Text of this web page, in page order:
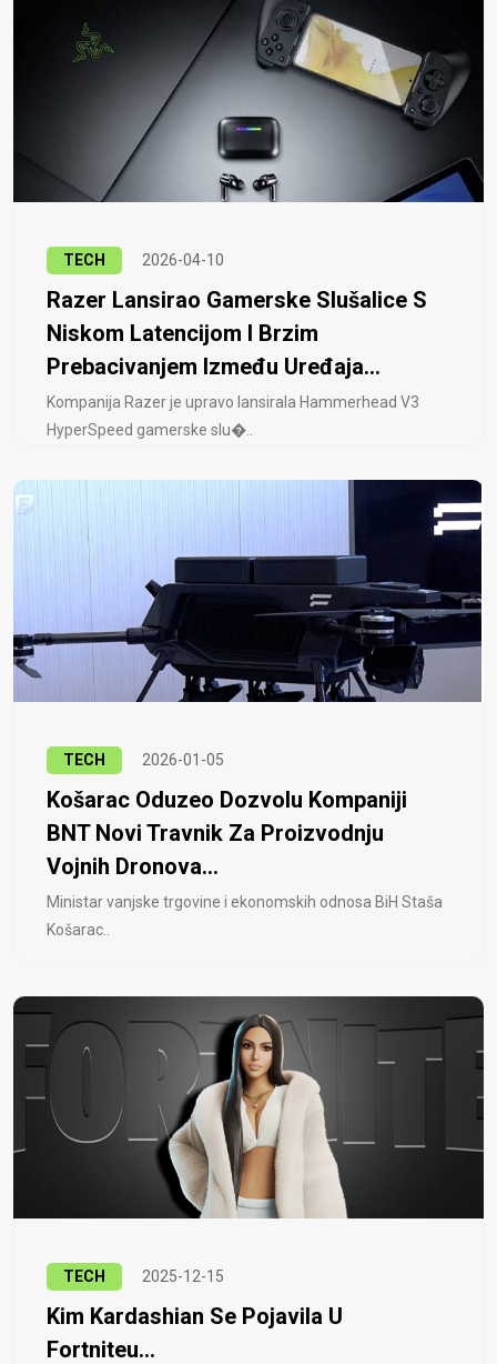
TECH 2026-04-10
Razer Lansirao Gamerske Slušalice S
Niskom Latencijom I Brzim
Prebacivanjem Između Uređaja...
Kompanija Razer je upravo lansirala Hammerhead V3
HyperSpeed ​​gamerske slu�..
TECH 2026-01-05
Košarac Oduzeo Dozvolu Kompaniji
BNT Novi Travnik Za Proizvodnju
Vojnih Dronova...
Ministar vanjske trgovine i ekonomskih odnosa BiH Staša
Košarac..
TECH 2025-12-15
Kim Kardashian Se Pojavila U
Fortniteu...